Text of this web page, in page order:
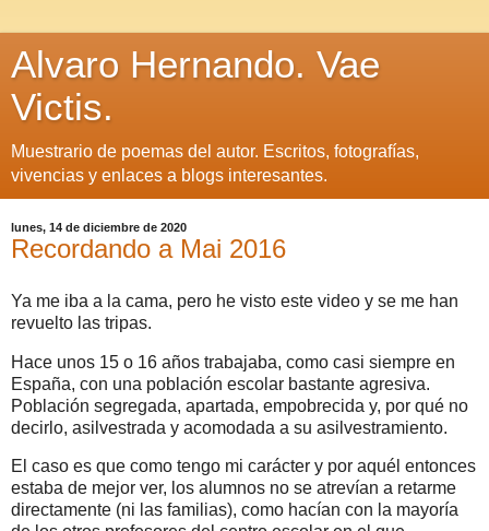
Alvaro Hernando. Vae
Victis.
Muestrario de poemas del autor. Escritos, fotografías,
vivencias y enlaces a blogs interesantes.
lunes, 14 de diciembre de 2020
Recordando a Mai 2016
Ya me iba a la cama, pero he visto este video y se me han
revuelto las tripas.
Hace unos 15 o 16 años trabajaba, como casi siempre en
España, con una población escolar bastante agresiva.
Población segregada, apartada, empobrecida y, por qué no
decirlo, asilvestrada y acomodada a su asilvestramiento.
El caso es que como tengo mi carácter y por aquél entonces
estaba de mejor ver, los alumnos no se atrevían a retarme
directamente (ni las familias), como hacían con la mayoría